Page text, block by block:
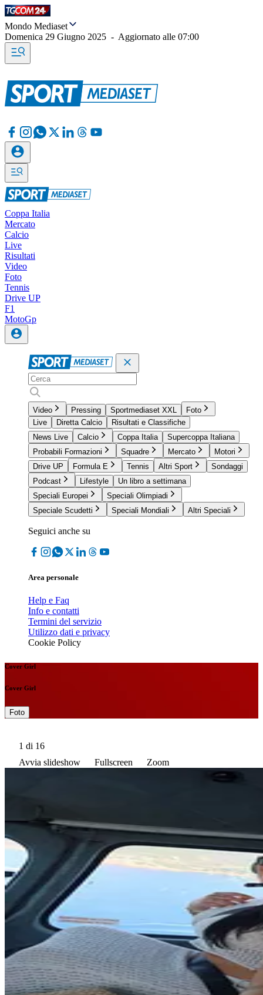
Mondo Mediaset
Domenica 29 Giugno 2025 - Aggiornato alle 07:00
Coppa Italia
Mercato
Calcio
Live
Risultati
Video
Foto
Tennis
Drive UP
F1
MotoGp
Video Pressing Sportmediaset XXL
Foto
Live
Diretta Calcio
Risultati e Classifiche
News Live
Calcio Coppa Italia
Supercoppa Italiana
Probabili Formazioni
Squadre Mercato
Motori
Drive UP
Formula E Tennis Altri Sport
Sondaggi
Podcast
Lifestyle
Un libro a settimana
Speciali Europei
Speciali Olimpiadi
Speciale Scudetti
Speciali Mondiali Altri Speciali
Seguici anche su
Area personale
Help e Faq
Info e contatti
Termini del servizio
Utilizzo dati e privacy
Cookie Policy
Cover Girl
Cover Girl
Foto
1 di 16
Avvia slideshow
Fullscreen Zoom